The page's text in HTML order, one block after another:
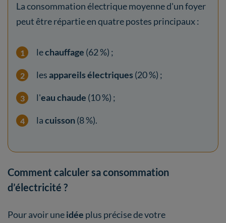
La consommation électrique moyenne d'un foyer
peut être répartie en quatre postes principaux :
lechauffage (62 %) ;
lesappareils électriques (20 %) ;
l'eau chaude (10 %) ;
lacuisson(8 %).
Comment calculer sa consommation
d’électricité ?
Pour avoir uneidée plus précise de votre